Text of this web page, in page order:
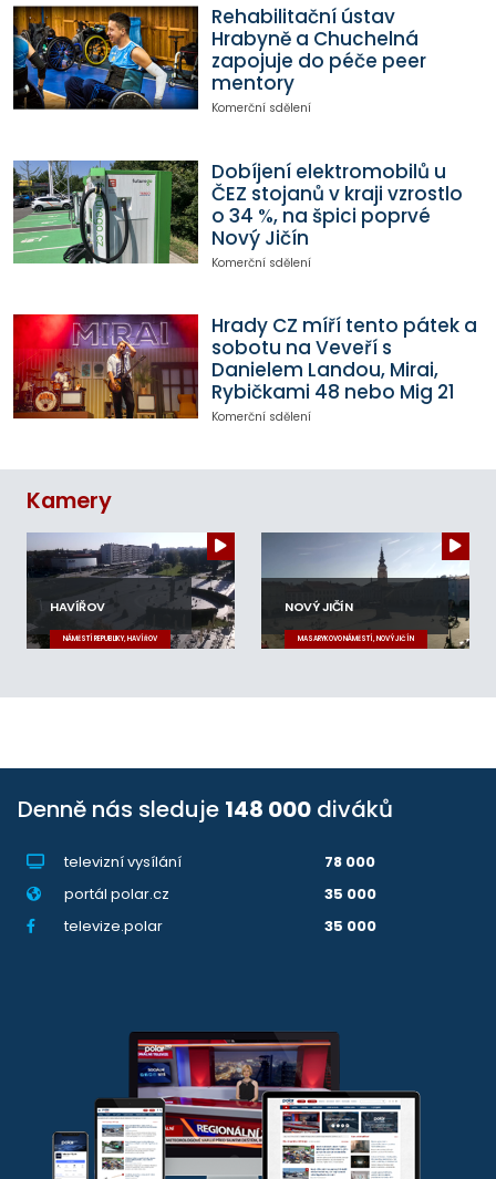
Rehabilitační ústav
Hrabyně a Chuchelná
zapojuje do péče peer
mentory
Komerční sdělení
Dobíjení elektromobilů u
ČEZ stojanů v kraji vzrostlo
o 34 %, na špici poprvé
Nový Jičín
Komerční sdělení
Hrady CZ míří tento pátek a
sobotu na Veveří s
Danielem Landou, Mirai,
Rybičkami 48 nebo Mig 21
Komerční sdělení
Kamery
HAVÍŘOV
NÁMĚSTÍ REPUBLIKY, HAVÍŘOV
NOVÝ JIČÍN
MASARYKOVO NÁMĚSTÍ, NOVÝ JIČÍN
Denně nás sleduje 148 000 diváků
televizní vysílání
78 000
portál polar.cz
35 000
televize.polar
35 000